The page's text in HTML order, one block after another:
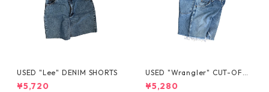
USED "Lee" DENIM SHORTS
¥5,720
USED "Wrangler" CUT-OFF
DENIM SHORTS
¥5,280